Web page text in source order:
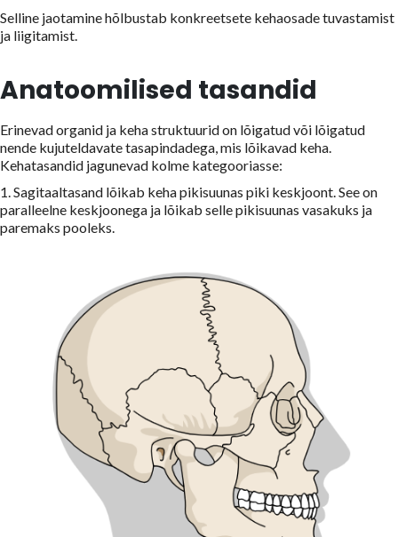
Selline jaotamine hõlbustab konkreetsete kehaosade tuvastamist
ja liigitamist.
Anatoomilised tasandid
Erinevad organid ja keha struktuurid on lõigatud või lõigatud
nende kujuteldavate tasapindadega, mis lõikavad keha.
Kehatasandid jagunevad kolme kategooriasse:
1. Sagitaaltasand lõikab keha pikisuunas piki keskjoont. See on
paralleelne keskjoonega ja lõikab selle pikisuunas vasakuks ja
paremaks pooleks.